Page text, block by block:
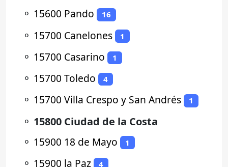
⚬ 15600 Pando 16
⚬ 15700 Canelones 1
⚬ 15700 Casarino 1
⚬ 15700 Toledo 4
⚬ 15700 Villa Crespo y San Andrés 1
⚬ 15800 Ciudad de la Costa
⚬ 15900 18 de Mayo 1
⚬ 15900 la Paz 4